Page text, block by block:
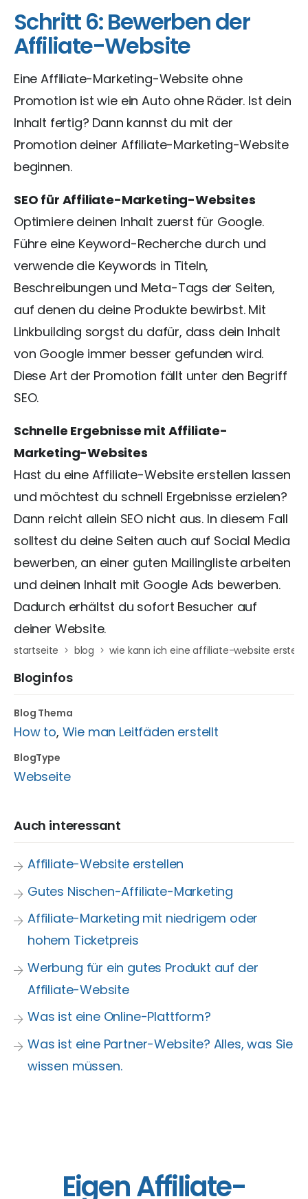
Schritt 6: Bewerben der
Affiliate-Website
Eine Affiliate-Marketing-Website ohne
Promotion ist wie ein Auto ohne Räder. Ist dein
Inhalt fertig? Dann kannst du mit der
Promotion deiner Affiliate-Marketing-Website
beginnen.
SEO für Affiliate-Marketing-Websites
Optimiere deinen Inhalt zuerst für Google.
Führe eine Keyword-Recherche durch und
verwende die Keywords in Titeln,
Beschreibungen und Meta-Tags der Seiten,
auf denen du deine Produkte bewirbst. Mit
Linkbuilding sorgst du dafür, dass dein Inhalt
von Google immer besser gefunden wird.
Diese Art der Promotion fällt unter den Begriff
SEO.
Schnelle Ergebnisse mit Affiliate-
Marketing-Websites
Hast du eine Affiliate-Website erstellen lassen
und möchtest du schnell Ergebnisse erzielen?
Dann reicht allein SEO nicht aus. In diesem Fall
solltest du deine Seiten auch auf Social Media
bewerben, an einer guten Mailingliste arbeiten
und deinen Inhalt mit Google Ads bewerben.
Dadurch erhältst du sofort Besucher auf
deiner Website.
startseite blog wie kann ich eine affiliate-website
Bloginfos
Blog Thema
How to, Wie man Leitfäden erstellt
BlogType
Webseite
Auch interessant
Affiliate-Website erstellen
Gutes Nischen-Affiliate-Marketing
Affiliate-Marketing mit niedrigem oder
hohem Ticketpreis
Werbung für ein gutes Produkt auf der
Affiliate-Website
Was ist eine Online-Plattform?
Was ist eine Partner-Website? Alles, was Sie
wissen müssen.
Eigen Affiliate-